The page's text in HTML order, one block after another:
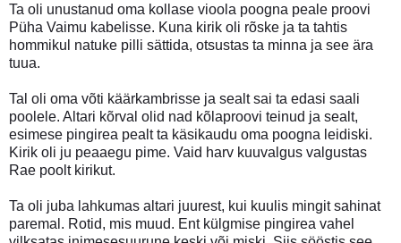
Ta oli unustanud oma kollase vioola poogna peale proovi
Püha Vaimu kabelisse. Kuna kirik oli rõske ja ta tahtis
hommikul natuke pilli sättida, otsustas ta minna ja see ära
tuua.
Tal oli oma võti käärkambrisse ja sealt sai ta edasi saali
poolele. Altari kõrval olid nad kõlaproovi teinud ja sealt,
esimese pingirea pealt ta käsikaudu oma poogna leidiski.
Kirik oli ju peaaegu pime. Vaid harv kuuvalgus valgustas
Rae poolt kirikut.
Ta oli juba lahkumas altari juurest, kui kuulis mingit sahinat
paremal. Rotid, mis muud. Ent külgmise pingirea vahel